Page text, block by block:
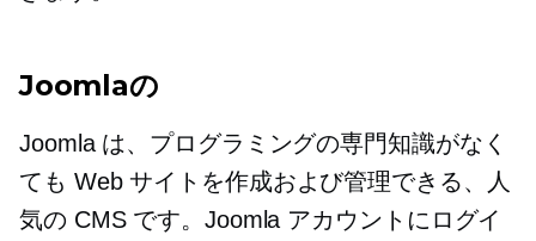
Joomlaの
Joomla は、プログラミングの専門知識がなく
ても Web サイトを作成および管理できる、人
気の CMS です。Joomla アカウントにログイ